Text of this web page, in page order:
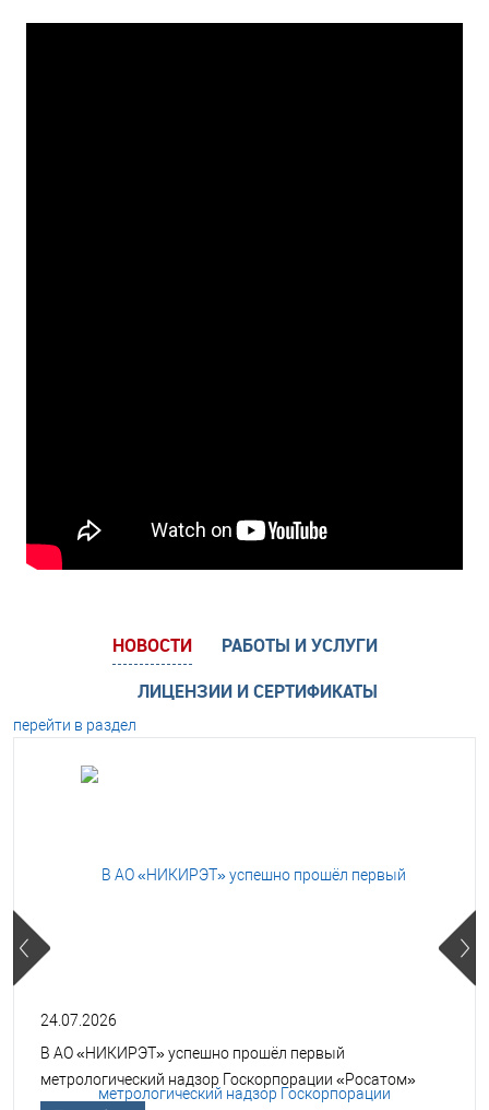
НОВОСТИ
РАБОТЫ И УСЛУГИ
ЛИЦЕНЗИИ И СЕРТИФИКАТЫ
перейти в раздел
24.07.2026
В АО «НИКИРЭТ» успешно прошёл первый
метрологический надзор Госкорпорации «Росатом»